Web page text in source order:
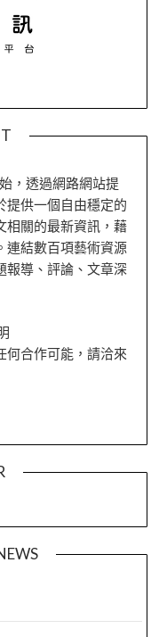
，透過網路網站提
提供一個自由穩定的
相關的最新資訊，藉
連結數百項藝術資源
報導、評論、文章深
何合作可能，請洽來